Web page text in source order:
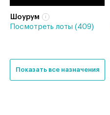
Шоурум
Посмотреть лоты (409)
Показать все назначения